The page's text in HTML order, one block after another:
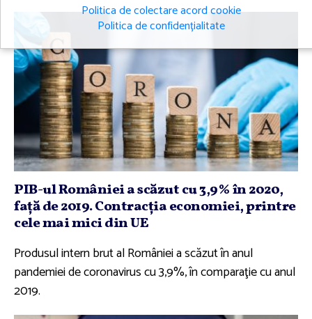
PIB-ul României a scăzut cu 3,9% în 2020,
faţă de 2019. Contracţia economiei, printre
cele mai mici din UE
Produsul intern brut al României a scăzut în anul
pandemiei de coronavirus cu 3,9%, în comparaţie cu anul
2019.
Politica de colectare acord cookie
Politica de confidențialitate